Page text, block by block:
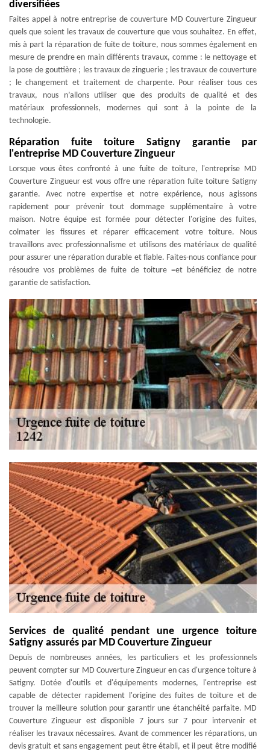
diversifiées
Faites appel à notre entreprise de couverture MD Couverture Zingueur
quels que soient les travaux de couverture que vous souhaitez. En effet,
mis à part la réparation de fuite de toiture, nous sommes également en
mesure de prendre en main différents travaux, comme : le nettoyage et
la pose de gouttière ; les travaux de zinguerie ; les travaux de couverture
; le changement et traitement de charpente. Pour réaliser tous ces
travaux, nous n’allons utiliser que des produits de qualité et des
matériaux professionnels, modernes qui sont à la pointe de la
technologie.
Réparation fuite toiture Satigny garantie par
l'entreprise MD Couverture Zingueur
Lorsque vous êtes confronté à une fuite de toiture, l'entreprise MD
Couverture Zingueur est vous offre une réparation fuite toiture Satigny
garantie. Avec notre expertise et notre expérience, nous agissons
rapidement pour prévenir tout dommage supplémentaire à votre
maison. Notre équipe est formée pour détecter l'origine des fuites,
colmater les fissures et réparer efficacement votre toiture. Nous
travaillons avec professionnalisme et utilisons des matériaux de qualité
pour assurer une réparation durable et fiable. Faites-nous confiance pour
résoudre vos problèmes de fuite de toiture =et bénéficiez de notre
garantie de satisfaction.
Services de qualité pendant une urgence toiture
Satigny assurés par MD Couverture Zingueur
Depuis de nombreuses années, les particuliers et les professionnels
peuvent compter sur MD Couverture Zingueur en cas d'urgence toiture à
Satigny. Dotée d'outils et d'équipements modernes, l'entreprise est
capable de détecter rapidement l'origine des fuites de toiture et de
trouver la meilleure solution pour garantir une étanchéité parfaite. MD
Couverture Zingueur est disponible 7 jours sur 7 pour intervenir et
réaliser les travaux nécessaires. Avant de commencer les réparations, un
devis gratuit et sans engagement peut être établi, et il peut être modifié